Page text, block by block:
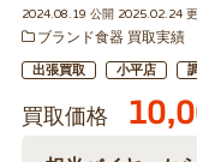
2024.08.19 公開 2025.02.24
ブランド食器 買取実績
出張買取 小平店
買取価格